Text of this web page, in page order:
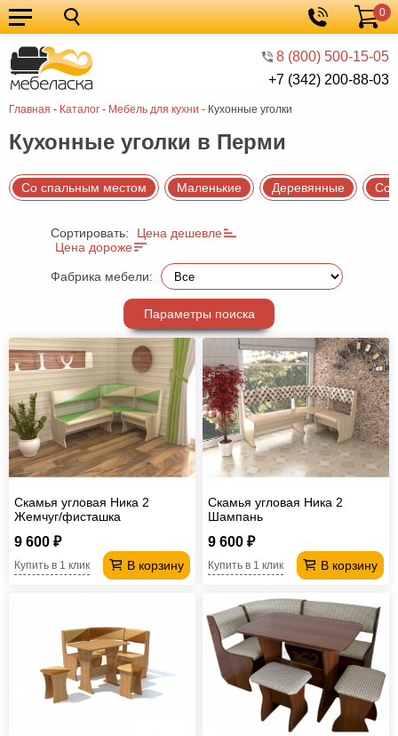
8 (800) 500-15-05
+7 (342) 200-88-03
Корзина
0
Главная - Каталог - Мебель для кухни - Кухонные уголки
Кухонные
гарнитуры
Мебель
для
кухни
Мебель
для
спальни
Кровати
Шкафы
Диваны
мебель
Детская
мебель
Мебель
гостиную
для
прихожей
Столы
Комоды
Офисная
мебель
Столы
под
компьютер
Мебель
для
Мебель
Кресла-
Косметологическое
оборудование
Кухонные уголки в Перми
Со спальным местом Маленькие Деревянные Со
Сортировать:
Цена дешевле
Цена дороже
Фабрика мебели:
Параметры поиска
Скамья угловая Ника 2
Жемчуг/фисташка
9 600 ₽
В корзину
Купить в 1 клик
Скамья угловая Ника 2
Шампань
9 600 ₽
В корзину
Купить в 1 клик